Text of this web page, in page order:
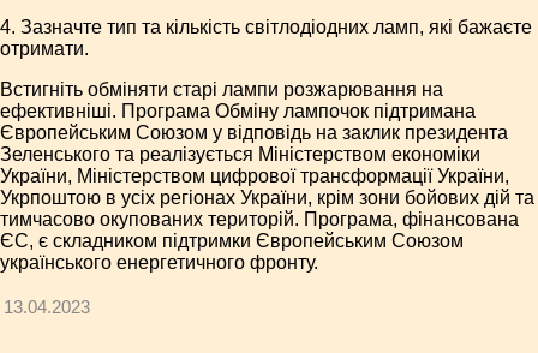
4. Зазначте тип та кількість світлодіодних ламп, які бажаєте
отримати.
Встигніть обміняти старі лампи розжарювання на
ефективніші. Програма Обміну лампочок підтримана
Європейським Союзом у відповідь на заклик президента
Зеленського та реалізується Міністерством економіки
України, Міністерством цифрової трансформації України,
Укрпоштою в усіх регіонах України, крім зони бойових дій та
тимчасово окупованих територій. Програма, фінансована
ЄС, є складником підтримки Європейським Союзом
українського енергетичного фронту.
13.04.2023